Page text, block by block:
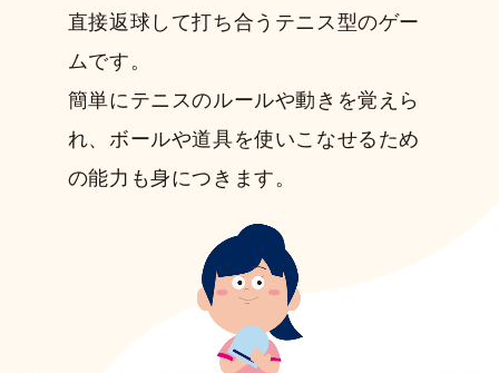
直接返球して打ち合うテニス型のゲー
ムです。
簡単にテニスのルールや動きを覚えら
れ、 ボールや道具を使いこなせるため
の能力も身につきます。